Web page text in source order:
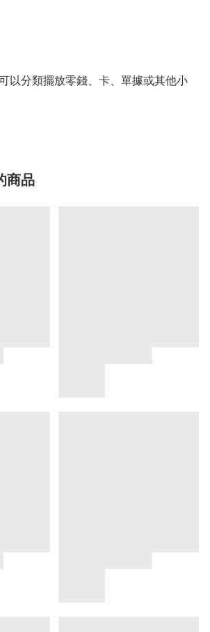
以分類擺放零錢、卡、單據或其他小
商品